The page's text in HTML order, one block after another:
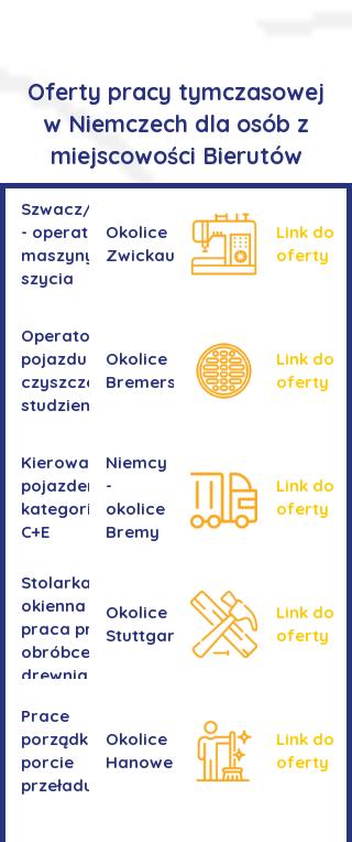
Oferty pracy tymczasowej
w Niemczech dla osób z
miejscowości Bierutów
Szwacz/Szwaczka
- operator
maszyny do
szycia
Okolice
Zwickau
Link do
oferty
Operator/operatorka
pojazdu do
czyszczenia
studzienek
Okolice
Bremershaven
Link do
oferty
Kierowanie
pojazdem
kategorii
C+E
Niemcy
-
okolice
Bremy
Link do
oferty
Stolarka
okienna -
praca przy
obróbce
drewnianych
okiennych
Okolice
Stuttgartu
Link do
oferty
Prace
porządkowe w
porcie
przeładunkowym
Okolice
Hanoweru
Link do
oferty